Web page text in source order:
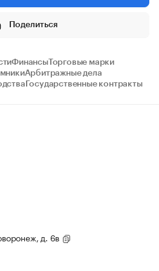
Поделиться
ФинансыТорговые марки
Арбитражные дела
Государственные контракты
д. 6в